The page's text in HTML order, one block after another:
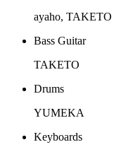
ayaho, TAKETO
Bass Guitar
TAKETO
Drums
YUMEKA
Keyboards